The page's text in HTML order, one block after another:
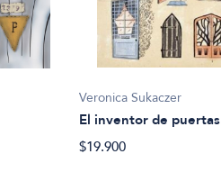
Veronica Sukaczer
El inventor de puertas
$19.900